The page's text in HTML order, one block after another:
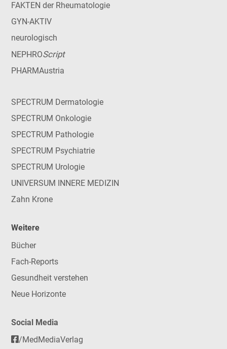
FAKTEN der Rheumatologie
GYN-AKTIV
neurologisch
NEPHROScript
PHARMAustria
SPECTRUM Dermatologie
SPECTRUM Onkologie
SPECTRUM Pathologie
SPECTRUM Psychiatrie
SPECTRUM Urologie
UNIVERSUM INNERE MEDIZIN
Zahn Krone
Weitere
Bücher
Fach-Reports
Gesundheit verstehen
Neue Horizonte
Social Media
/MedMediaVerlag